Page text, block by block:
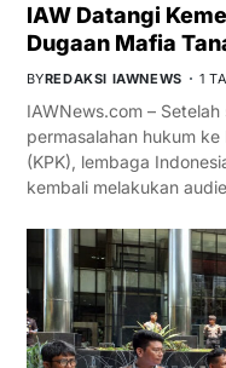
IAW Datangi
Dugaan Mafia
BYREDAKSI IAWNEWS 1
IAWNews.com –
permasalahan hukum ke
(KPK), lembaga
kembali melakukan